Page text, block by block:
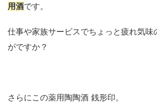
用酒です。
仕事や家族サービスでちょっと疲れ気味
がですか？
さらにこの薬用陶陶酒 銭形印。